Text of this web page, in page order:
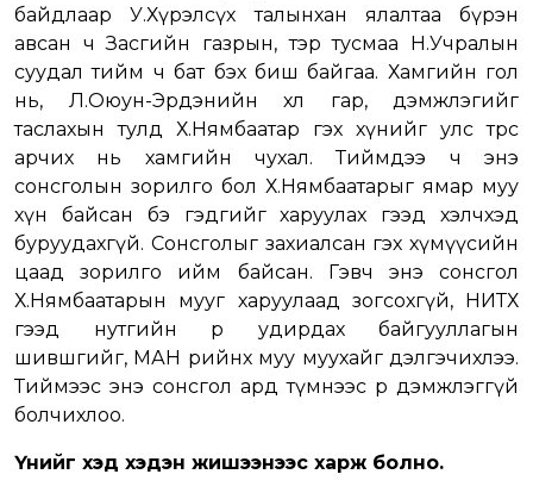
байдлаар У.Хүрэлсүх талынхан ялалтаа бүрэн
авсан ч Засгийн газрын, тэр тусмаа Н.Учралын
суудал тийм ч бат бэх биш байгаа. Хамгийн гол
нь, Л.Оюун-Эрдэнийн хөл гар, дэмжлэгийг
таслахын тулд Х.Нямбаатар гэх хүнийг улс төрөөс
арчих нь хамгийн чухал. Тиймдээ ч энэ
сонсголын зорилго бол Х.Нямбаатарыг ямар муу
хүн байсан бэ гэдгийг харуулах гээд хэлчхэд
буруудахгүй. Сонсголыг захиалсан гэх хүмүүсийн
цаад зорилго ийм байсан. Гэвч энэ сонсгол
Х.Нямбаатарын мууг харуулаад зогсохгүй, НИТХ
гээд нутгийн өөрөө удирдах байгууллагын
шившгийг, МАН өөрийнхөө муу муухайг дэлгэчихлээ.
Тиймээс энэ сонсгол ард түмнээс өөр дэмжлэггүй
болчихлоо.
Үүнийг хэд хэдэн жишээнээс харж болно.